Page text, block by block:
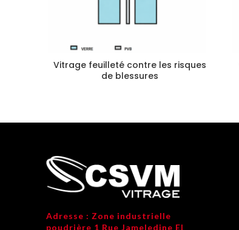
Vitrage feuilleté contre les risques
de blessures
Adresse : Zone industrielle
poudrière 1 Rue Jameledine El